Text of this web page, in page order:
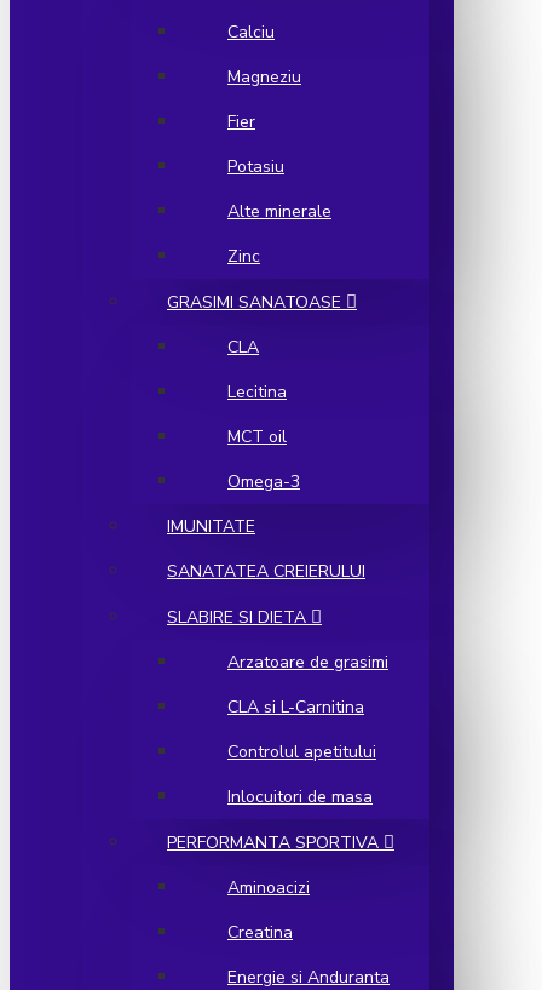
Calciu
Magneziu
Fier
Potasiu
Alte minerale
Zinc
GRASIMI SANATOASE
CLA
Lecitina
MCT oil
Omega-3
IMUNITATE
SANATATEA CREIERULUI
SLABIRE SI DIETA
Arzatoare de grasimi
CLA si L-Carnitina
Controlul apetitului
Inlocuitori de masa
PERFORMANTA SPORTIVA
Aminoacizi
Creatina
Energie si Anduranta